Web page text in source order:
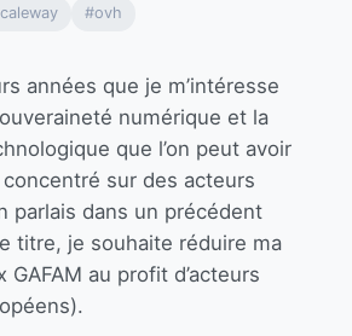
#ovh
années que je m’intéresse
numérique et la
que l’on peut avoir
sur des acteurs
parlais dans un précédent
titre, je souhaite réduire ma
GAFAM au profit d’acteurs